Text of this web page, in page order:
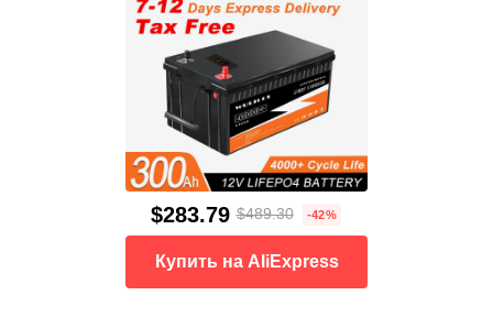
$283.79 $489.30 -42%
Купить на AliExpress